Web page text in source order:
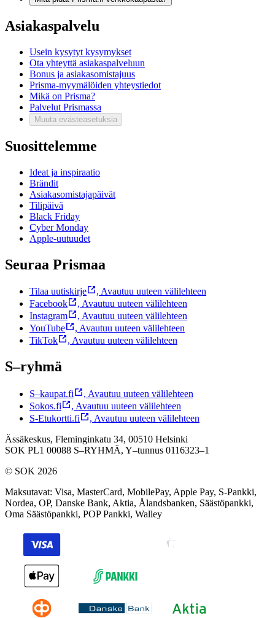
Asiakaspalvelu
Usein kysytyt kysymykset
Ota yhteyttä asiakaspalveluun
Bonus ja asiakasomistajuus
Prisma-myymälöiden yhteystiedot
Mikä on Prisma?
Palvelut Prismassa
Muuta evästeasetuksia
Suosittelemme
Ideat ja inspiraatio
Brändit
Asiakasomistajapäivät
Tilipäivä
Black Friday
Cyber Monday
Apple-uutuudet
Seuraa Prismaa
Tilaa uutiskirje , Avautuu uuteen välilehteen
Facebook
, Avautuu uuteen välilehteen
Instagram
, Avautuu uuteen välilehteen
YouTube
, Avautuu uuteen välilehteen
TikTok
, Avautuu uuteen välilehteen
S–ryhmä
S–kaupat.fi , Avautuu uuteen välilehteen
Sokos.fi
, Avautuu uuteen välilehteen
S-Etukortti.fi
, Avautuu uuteen välilehteen
Ässäkeskus, Fleminginkatu 34, 00510 Helsinki
SOK PL1 00088 S–RYHMÄ, Y–tunnus 0116323–1
© SOK 2026
Maksutavat: Visa, MasterCard, MobilePay, Apple Pay, S-Pankki,
Nordea, OP, Danske Bank, Aktia, Ålandsbanken, Säästöpankki,
Oma Säästöpankki, POP Pankki, Walley